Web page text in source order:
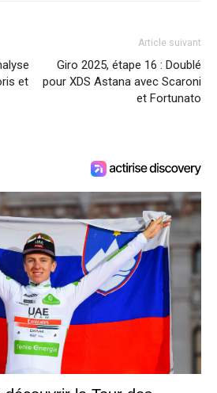
et
Article suivant
Giro 2025, étape 16 : Doublé
pour XDS Astana avec Scaroni
et Fortunato